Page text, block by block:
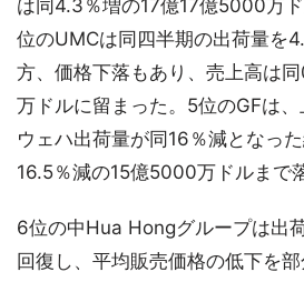
は同4.3％増の17億17億5000万
位のUMCは同四半期の出荷量を
方、価格下落もあり、売上高は
万ドルに留まった。5位のGFは
ウェハ出荷量が同16％減となっ
16.5％減の15億5000万ドルまで
6位の中Hua Hongグループは出
回復し、平均販売価格の低下を